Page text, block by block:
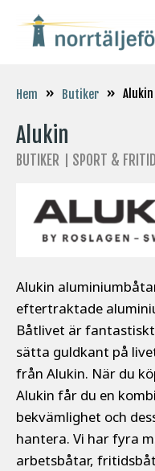
Hem » Butiker » Alukin
Alukin
BUTIKER SPORT & FRITID
Alukin
eftertraktade
Båtlivet är
sätta guldkant på
från Alukin. När du
Alukin får du en
bekvämlighet och
hantera. Vi har fyra
arbetsbåtar,